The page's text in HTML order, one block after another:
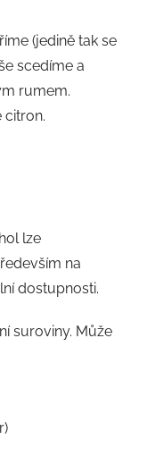
(jedině tak se
scedíme a
rumem.
citron.
lze
na
dostupnosti.
suroviny. Může